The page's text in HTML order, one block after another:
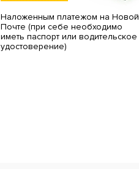
Наложенным платежом на Новой
Почте (при себе необходимо
иметь паспорт или водительское
удостоверение)